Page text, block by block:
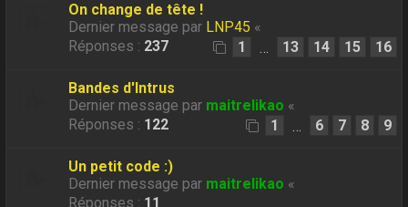
On change de tête !
Dernier message par LNP45 «
Réponses : 237 1 … 13 14 15 16
Bandes d'Intrus
Dernier message par maitrelikao «
Réponses : 122 1 … 6 7 8 9
Un petit code :)
Dernier message par maitrelikao «
Réponses : 11